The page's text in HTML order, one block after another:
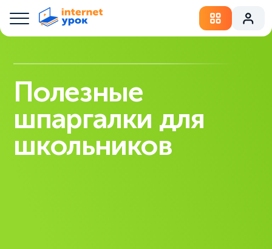
Полезные
шпаргалки для
школьников